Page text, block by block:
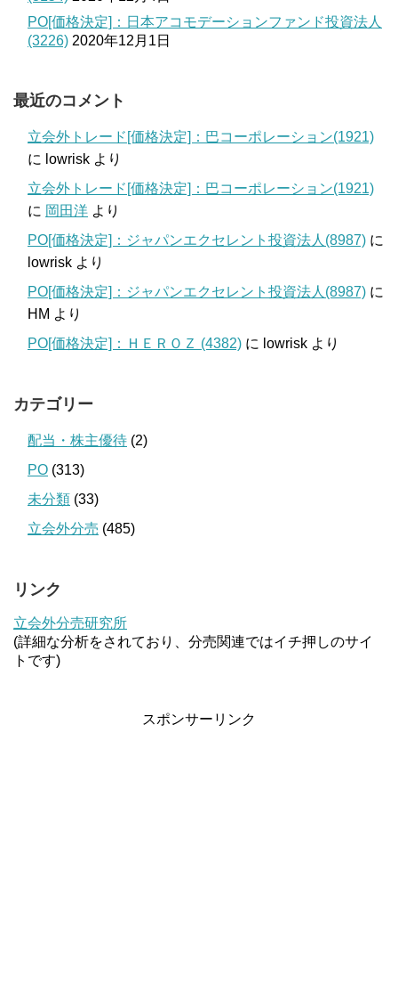
PO[価格決定]：日本アコモデーションファンド投資法人
(3226) 2020年12月1日
最近のコメント
立会外トレード[価格決定]：巴コーポレーション(1921)
に lowrisk より
立会外トレード[価格決定]：巴コーポレーション(1921)
に 岡田洋 より
PO[価格決定]：ジャパンエクセレント投資法人(8987) に
lowrisk より
PO[価格決定]：ジャパンエクセレント投資法人(8987) に
HM より
PO[価格決定]：ＨＥＲＯＺ (4382) に lowrisk より
カテゴリー
配当・株主優待 (2)
PO (313)
未分類 (33)
立会外分売 (485)
リンク
立会外分売研究所
(詳細な分析をされており、分売関連ではイチ押しのサイ
トです)
スポンサーリンク